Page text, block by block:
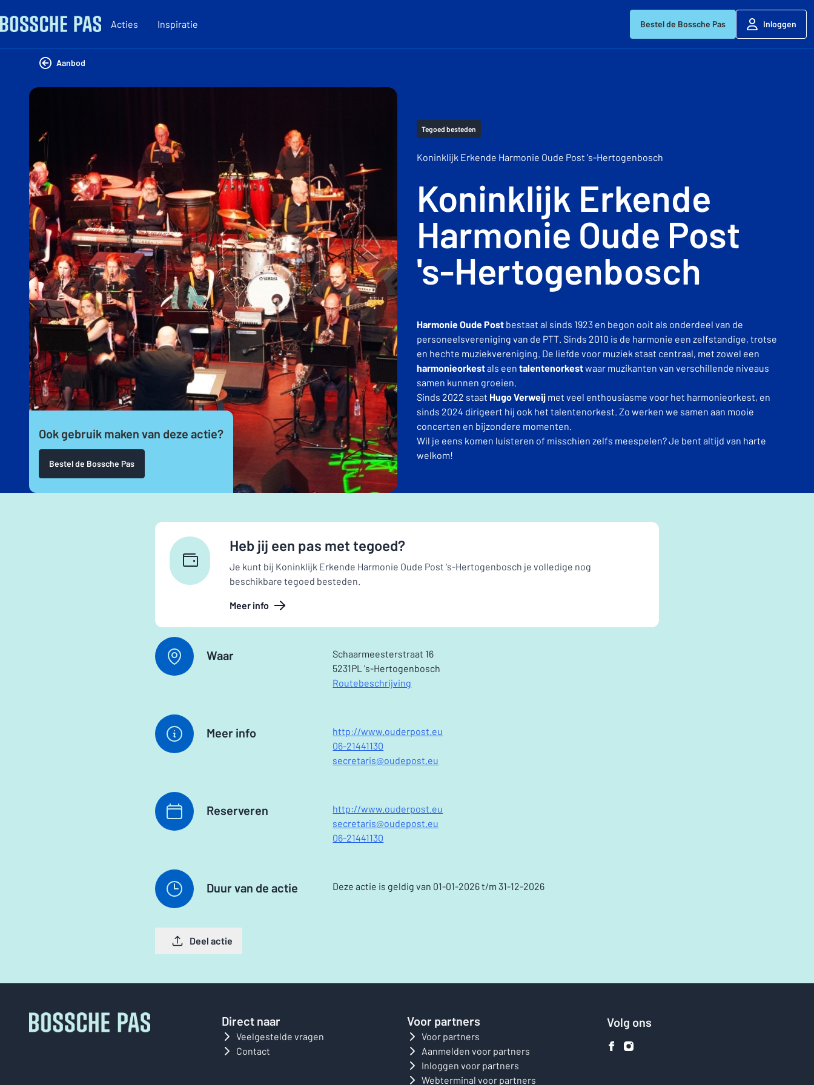
Acties Inspiratie Bestel de Bossche Pas Inloggen
Aanbod
Tegoed besteden
Koninklijk Erkende Harmonie Oude Post 's-Hertogenbosch
Koninklijk Erkende
Harmonie Oude Post
's-Hertogenbosch
Harmonie Oude Postbestaat al sinds 1923 en begon ooit als onderdeel van de
personeelsvereniging van de PTT. Sinds 2010 is de harmonie een zelfstandige, trotse
en hechte muziekvereniging. De liefde voor muziek staat centraal, met zowel een
harmonieorkestals een talentenorkestwaar muzikanten van verschillende niveaus
samen kunnen groeien.
Sinds 2022 staat Hugo Verweijmet veel enthousiasme voor het harmonieorkest, en
sinds 2024 dirigeert hij ook het talentenorkest. Zo werken we samen aan mooie
concerten en bijzondere momenten.
Wil je eens komen luisteren of misschien zelfs meespelen? Je bent altijd van harte
welkom!
Ook gebruik maken van deze actie?
Bestel de Bossche Pas
Heb jij een pas met tegoed?
Je kunt bij Koninklijk Erkende Harmonie Oude Post 's-Hertogenbosch je volledige nog
beschikbare tegoed besteden.
Meer info
Waar
Schaarmeesterstraat 16
5231PL 's-Hertogenbosch
Routebeschrijving
Meer info
http://www.ouderpost.eu
06-21441130
secretaris@oudepost.eu
Reserveren
http://www.ouderpost.eu
secretaris@oudepost.eu
06-21441130
Duur van de actie Deze actie is geldig van 01-01-2026 t/m 31-12-2026
Deel actie
Direct naar
Veelgestelde vragen
Contact
Voor partners
Voor partners
Aanmelden voor partners
Inloggen voor partners
Webterminal voor partners
Volg ons